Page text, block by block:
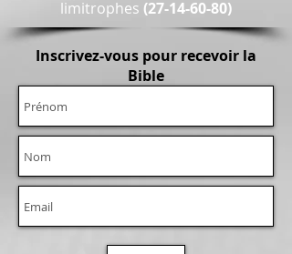
limitrophes (27-14-60-80)
Inscrivez-vous pour recevoir la
Bible